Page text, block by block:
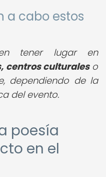
a cabo estos
tener lugar en
centros culturaleso
dependiendo de la
del evento.
poesía
en el